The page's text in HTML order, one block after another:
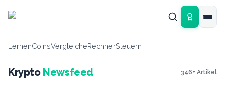
LernenCoinsVergleicheRechnerSteuern
Krypto Newsfeed 346+ Artikel